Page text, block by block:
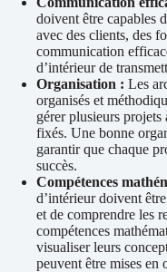
doivent être capables
avec des clients, des
communication
d’intérieur de
Organisation : Les
organisés et
gérer plusieurs projets
fixés. Une bonne
garantir que chaque
succès.
Compétences
d’intérieur doivent
et de comprendre les
compétences
visualiser leurs
peuvent être mises